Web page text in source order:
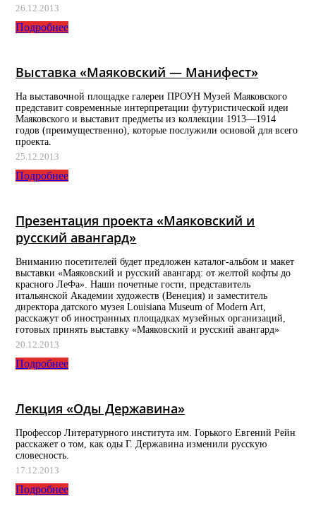
26.12.2013
Подробнее
Выставка «Маяковский — Манифест»
На выставочной площадке галереи ПРОУН Музей Маяковского
представит современные интерпретации футуристической идеи
Маяковского и выставит предметы из коллекции 1913—1914
годов (преимущественно), которые послужили основой для всего
проекта.
25.12.2013
Подробнее
Презентация проекта «Маяковский и
русский авангард»
Вниманию посетителей будет предложен каталог-альбом и макет
выставки «Маяковский и русский авангард: от желтой кофты до
красного ЛеФа». Наши почетные гости, представитель
итальянской Академии художеств (Венеция) и заместитель
директора датского музея Louisiana Museum of Modern Art,
расскажут об иностранных площадках музейных организаций,
готовых принять выставку «Маяковский и русский авангард»
20.12.2013
Подробнее
Лекция «Оды Державина»
Профессор Литературного института им. Горького Евгений Рейн
расскажет о том, как оды Г. Державина изменили русскую
словесность.
17.12.2013
Подробнее